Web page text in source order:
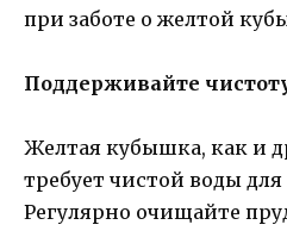
при заботе о желтой
Поддерживайте
Желтая кубышка, как и
требует чистой воды
Регулярно очищайте